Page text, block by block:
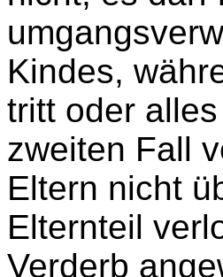
Kindes,
tritt oder
zweiten Fall
Eltern nicht
Elternteil
Verderb